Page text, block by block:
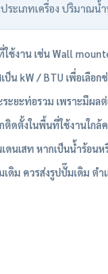
ะเภทเครื่อง ปริมาณ
ใช้งาน เช่น Wall
ป็น kW / BTU เพื่อเลือก
ะยะท่อรวม เพราะมีผล
ดตั้งในพื้นที่ใช้งานใกล้ค
นเสท หากเป็นน้ำร้อนห
ดิม ควรส่งรูปปั๊มเดิม ต